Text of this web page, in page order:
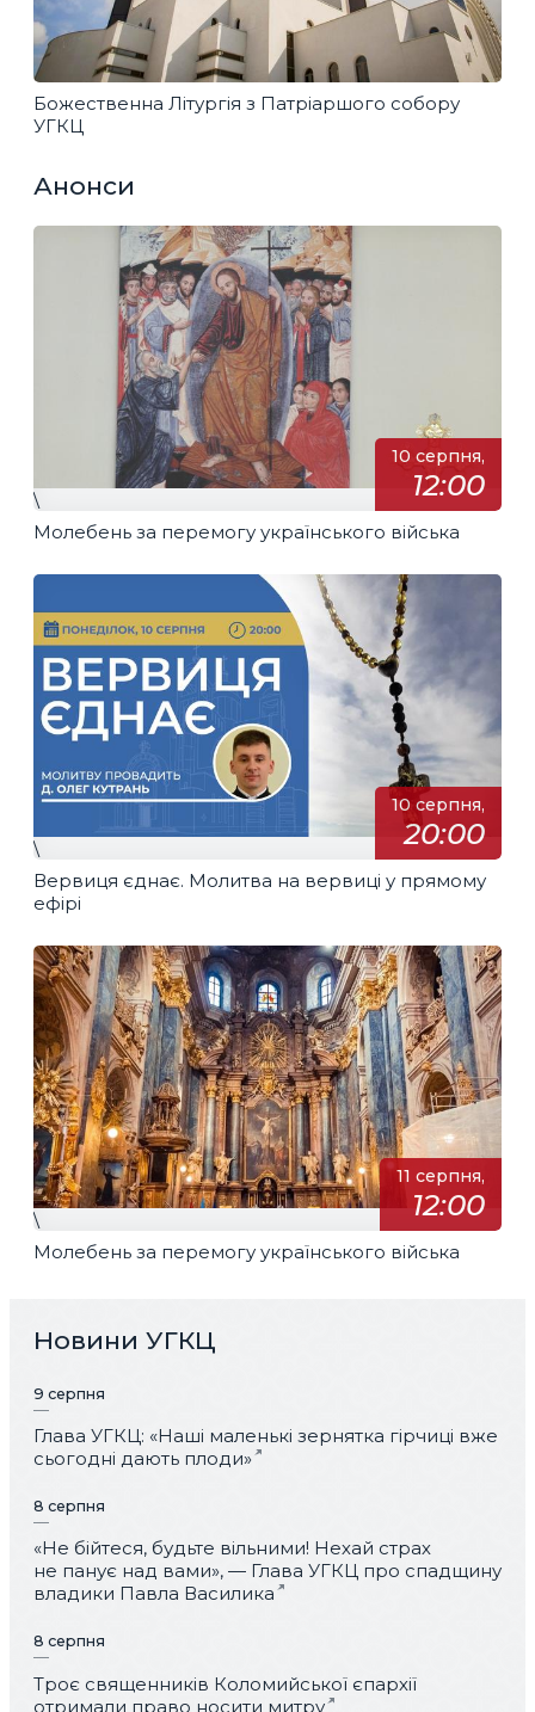
Божественна Літургія з Патріаршого собору
УГКЦ
Анонси
10 серпня,
12:00
\
Молебень за перемогу українського війська
10 серпня,
20:00
\
Вервиця єднає. Молитва на вервиці у прямому
ефірі
11 серпня,
12:00
\
Молебень за перемогу українського війська
Новини УГКЦ
9 серпня
Глава УГКЦ: «Наші маленькі зернятка гірчиці вже
сьогодні дають плоди»
8 серпня
«Не бійтеся, будьте вільними! Нехай страх
не панує над вами», — Глава УГКЦ про спадщину
владики Павла Василика
8 серпня
Троє священників Коломийської єпархії
отримали право носити митру